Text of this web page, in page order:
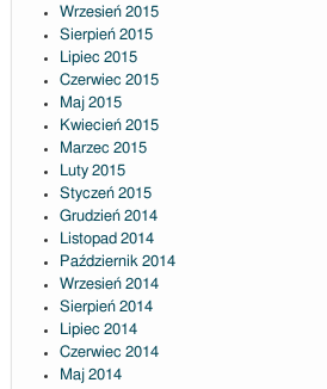
Wrzesień 2015
Sierpień 2015
Lipiec 2015
Czerwiec 2015
Maj 2015
Kwiecień 2015
Marzec 2015
Luty 2015
Styczeń 2015
Grudzień 2014
Listopad 2014
Październik 2014
Wrzesień 2014
Sierpień 2014
Lipiec 2014
Czerwiec 2014
Maj 2014